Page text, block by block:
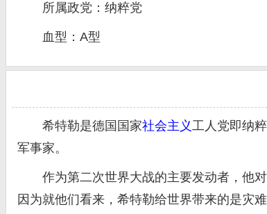
所属政党：纳粹党
血型：A型
希特勒是德国国家社会主义工人党即纳
军事家。
作为第二次世界大战的主要发动者，他对
因为就他们看来，希特勒给世界带来的是灾